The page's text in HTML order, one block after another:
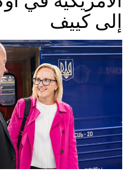
إلى كييف